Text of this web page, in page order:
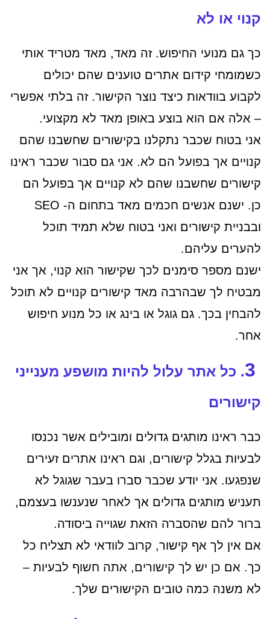
קנוי או לא
כך גם מנועי החיפוש. זה מאד, מאד מטריד אותי
כשמומחי קידום אתרים טוענים שהם יכולים
לקבוע בוודאות כיצד נוצר הקישור. זה בלתי אפשרי
– אלה אם הוא בוצע באופן מאד לא מקצועי.
אני בטוח שכבר נתקלנו בקישורים שחשבנו שהם
קנויים אך בפועל הם לא. אני גם סבור שכבר ראינו
קישורים שחשבנו שהם לא קנויים אך בפועל הם
כן. ישנם אנשים חכמים מאד בתחום ה- SEO
ובבניית קישורים ואני בטוח שלא תמיד תוכל
להערים עליהם.
ישנם מספר סימנים לכך שקישור הוא קנוי, אך אני
מבטיח לך שבהרבה מאד קישורים קנויים לא תוכל
להבחין בכך. גם גוגל או בינג או כל מנוע חיפוש
אחר.
. כל אתר עלול להיות מושפע מענייני
קישורים
כבר ראינו מותגים גדולים ומובילים אשר נכנסו
לבעיות בגלל קישורים, וגם ראינו אתרים זעירים
שנפגעו. אני יודע שכבר סברו בעבר שגוגל לא
תעניש מותגים גדולים אך לאחר שנענשו בעצמם,
ברור להם שהסברה הזאת שגוייה ביסודה.
אם אין לך אף קישור, קרוב לוודאי לא תצליח כל
כך. אם כן יש לך קישורים, אתה חשוף לבעיות –
לא משנה כמה טובים הקישורים שלך.